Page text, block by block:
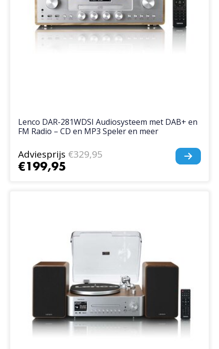
Lenco DAR-281WDSI Audiosysteem met DAB+ en
FM Radio – CD en MP3 Speler en meer
Adviesprijs €329,95
€199,95